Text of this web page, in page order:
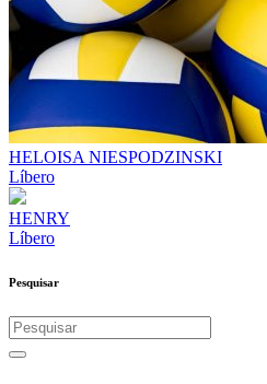
HELOISA NIESPODZINSKI
Líbero
HENRY
Líbero
Pesquisar